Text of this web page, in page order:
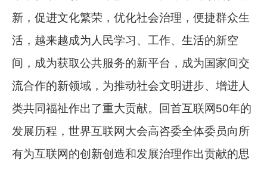
新，促进文化繁荣，优化社会治理，便捷群众生
活，越来越成为人民学习、工作、生活的新空
间，成为获取公共服务的新平台，成为国家间交
流合作的新领域，为推动社会文明进步、增进人
类共同福祉作出了重大贡献。回首互联网50年的
发展历程，世界互联网大会高咨委全体委员向所
有为互联网的创新创造和发展治理作出贡献的思